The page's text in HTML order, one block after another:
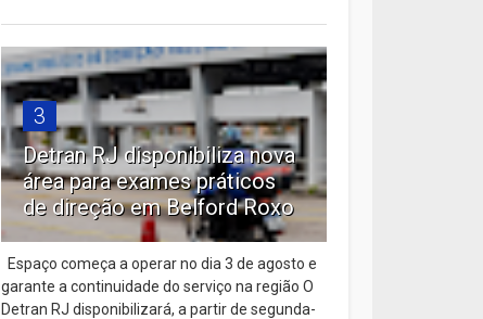
3
Detran RJ disponibiliza nova
área para exames práticos
de direção em Belford Roxo
Espaço começa a operar no dia 3 de agosto e
garante a continuidade do serviço na região O
Detran RJ disponibilizará, a partir de segunda-